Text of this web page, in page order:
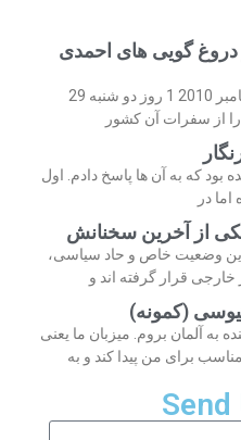
دروغ گویی های احمدی
چهارشنبه 31 شهریور 89 / 22 سپتامبر 2010 1 روز دو شنبه 29
از سفرات آن کشور
که به آن ها پاسخ دادم. اول
در
از آخرین سخنانش
این وضعیت خاص و حاد سیاسی،
قرار گرفته اند و
(کمونه)
به آلمان بروم. میزبان ما یعنی
برای من پیدا کند و به
Send